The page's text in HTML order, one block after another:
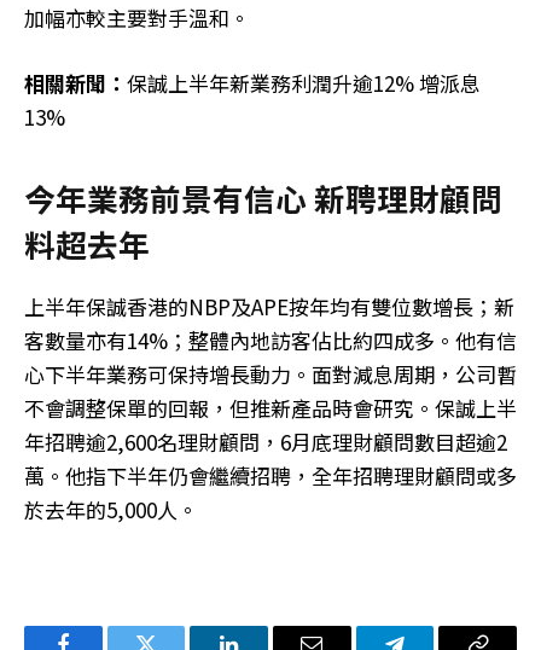
加幅亦較主要對手溫和。
相關新聞： 保誠上半年新業務利潤升逾12% 增派息
13%
今年業務前景有信心 新聘理財顧問
料超去年
上半年保誠香港的NBP及APE按年均有雙位數增長；新
客數量亦有14%；整體內地訪客佔比約四成多。他有信
心下半年業務可保持增長動力。面對減息周期，公司暫
不會調整保單的回報，但推新產品時會研究。保誠上半
年招聘逾2,600名理財顧問，6月底理財顧問數目超逾2
萬。他指下半年仍會繼續招聘，全年招聘理財顧問或多
於去年的5,000人。